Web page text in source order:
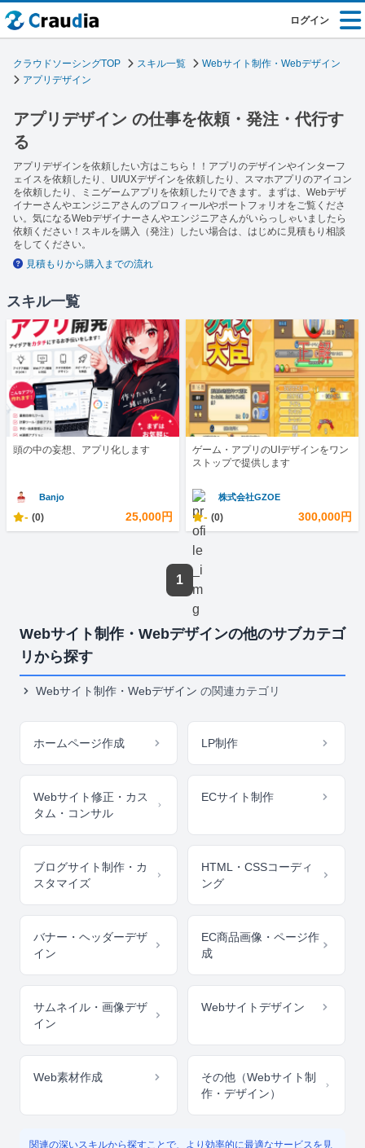
ログイン
クラウドソーシングTOP スキル一覧
Webサイト制作・Webデザイン
アプリデザイン
アプリデザイン の仕事を依頼・発注・代行す
る
アプリデザインを依頼したい方はこちら！！アプリのデザインやインターフ
ェイスを依頼したり、UI/UXデザインを依頼したり、スマホアプリのアイコン
を依頼したり、ミニゲームアプリを依頼したりできます。まずは、Webデザ
イナーさんやエンジニアさんのプロフィールやポートフォリオをご覧くださ
い。気になるWebデザイナーさんやエンジニアさんがいらっしゃいましたら
依頼ください！スキルを購入（発注）したい場合は、はじめに見積もり相談
をしてください。
見積もりから購入までの流れ
スキル一覧
頭の中の妄想、アプリ化します
Banjo
- (0) 25,000円
ゲーム・アプリのUIデザインをワン
ストップで提供します
株式会社GZOE
- (0) 300,000円
1
Webサイト制作・Webデザインの他のサブカテゴ
リから探す
Webサイト制作・Webデザイン の関連カテゴリ
ホームページ作成 LP制作
Webサイト修正・カス
タム・コンサル
ECサイト制作
ブログサイト制作・カ
スタマイズ
HTML・CSSコーディ
ング
バナー・ヘッダーデザ
イン
EC商品画像・ページ作
成
サムネイル・画像デザ
イン
Webサイトデザイン
Web素材作成
その他（Webサイト制
作・デザイン）
関連の深いスキルから探すことで、より効率的に最適なサービスを見